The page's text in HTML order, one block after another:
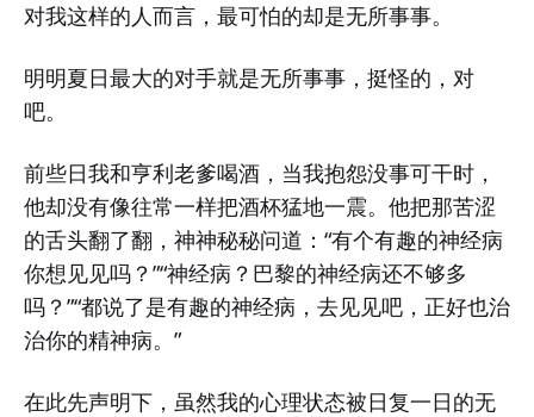
对我这样的人而言，最可怕的却是无所事事。
明明夏日最大的对手就是无所事事，挺怪的，对
吧。
前些日我和亨利老爹喝酒，当我抱怨没事可干时，
他却没有像往常一样把酒杯猛地一震。他把那苦涩
的舌头翻了翻，神神秘秘问道：“有个有趣的神经病
你想见见吗？”“神经病？巴黎的神经病还不够多
吗？”“都说了是有趣的神经病，去见见吧，正好也治
治你的精神病。”
在此先声明下，虽然我的心理状态被日复一日的无